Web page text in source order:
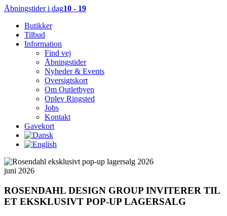
Åbningstider i dag10 - 19
Butikker
Tilbud
Information
Find vej
Åbningstider
Nyheder & Events
Oversigtskort
Om Outletbyen
Oplev Ringsted
Jobs
Kontakt
Gavekort
juni 2026
ROSENDAHL DESIGN GROUP INVITERER TIL
ET EKSKLUSIVT POP-UP LAGERSALG